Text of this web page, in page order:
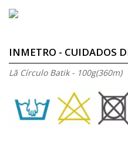
INMETRO - CUIDADOS
Lã Círculo Batik - 100g(360m)